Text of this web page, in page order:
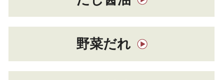
野菜だれ